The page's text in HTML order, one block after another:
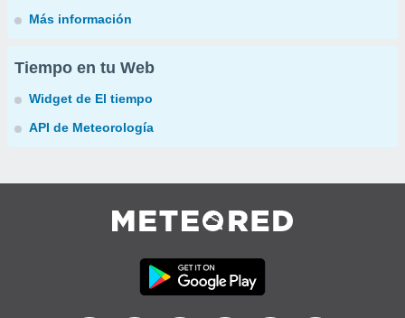
Más información
Tiempo en tu Web
Widget de El tiempo
API de Meteorología